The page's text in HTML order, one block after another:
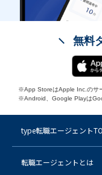
無料
※App StoreはApple Inc.のサ
※Android、Google Playは
type転職エージェント
転職エージェントとは